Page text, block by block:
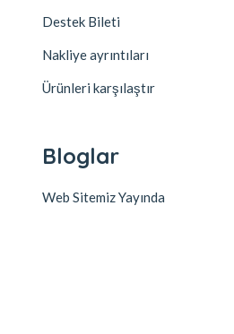
Destek Bileti
Nakliye ayrıntıları
Ürünleri karşılaştır
Bloglar
Web Sitemiz Yayında